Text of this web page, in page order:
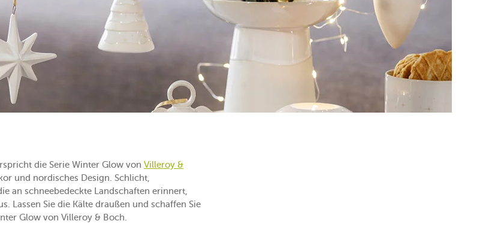
die Serie Winter Glow von Villeroy &
und nordisches Design. Schlicht,
an schneebedeckte Landschaften erinnert,
Lassen Sie die Kälte draußen und schaffen Sie
Glow von Villeroy & Boch.